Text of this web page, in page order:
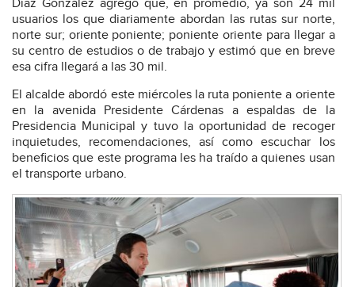
Díaz González agregó que, en promedio, ya son 24 mil
usuarios los que diariamente abordan las rutas sur norte,
norte sur; oriente poniente; poniente oriente para llegar a
su centro de estudios o de trabajo y estimó que en breve
esa cifra llegará a las 30 mil.
El alcalde abordó este miércoles la ruta poniente a oriente
en la avenida Presidente Cárdenas a espaldas de la
Presidencia Municipal y tuvo la oportunidad de recoger
inquietudes, recomendaciones, así como escuchar los
beneficios que este programa les ha traído a quienes usan
el transporte urbano.